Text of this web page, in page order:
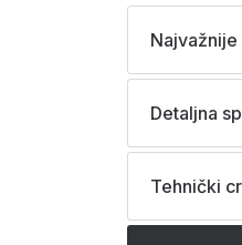
Detaljna
Tehnički